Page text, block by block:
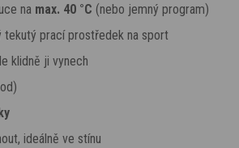
na max. 40 °C (nebo jemný program)
tekutý prací prostředek na sport
klidně ji vynech
ideálně ve stínu